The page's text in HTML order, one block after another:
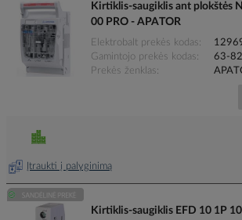
Kirtiklis-saugiklis ant plokštės
00 PRO - APATOR
Elektrobalt prekės kodas
Gamintojo prekės kodas
63-
Prekės ženklas
Įtraukti į palyginimą
Kirtiklis-saugiklis EFD 10 1P